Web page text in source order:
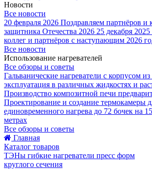
Новости
Все новости
20 февраля 2026 Поздравляем партнёров и
защитника Отечества 2026 25 декабря 2025
коллег и партнёров с наступающим 2026
Все новости
Использование нагревателей
Все обзоры и советы
Гальванические нагреватели с корпусом из
эксплуатация в различных жидкостях и
Производство композитной печи
Проектирование и создание термокамеры
единовременного нагрева до 72 бочек на
метрах
Все обзоры и советы
Главная
Каталог товаров
ТЭНы гибкие нагреватели пресс форм
круглого сечения